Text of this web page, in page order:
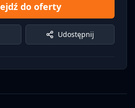
do oferty
Udostępnij